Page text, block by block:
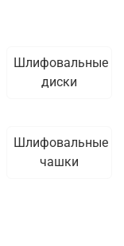
Шлифовальные
диски
Шлифовальные
чашки